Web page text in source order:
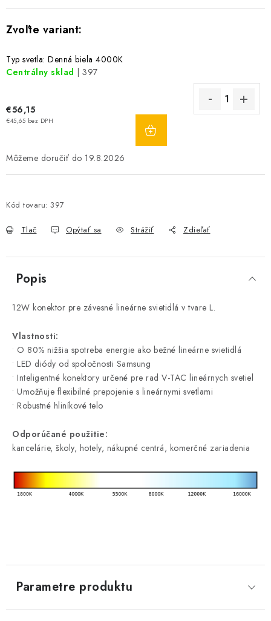
Obchodné podmienky
Podmienky ochrany osobných údajov
O nás - MEGALED & JANTON Zákamenné
Typ svetla: Denná biela 4000K
Centrálny sklad
| 397
€56,15
€45,65 bez DPH
19.8.2026
Kód tovaru: 397
Tlač Opýtať sa Strážiť Zdieľať
Popis
12W konektor pre závesné lineárne svietidlá v tvare L.
Vlastnosti:
• O 80% nižšia spotreba energie ako bežné lineárne svietidlá
• LED diódy od spoločnosti Samsung
• Inteligentné konektory určené pre rad V-TAC lineárnych svetiel
• Umožňuje flexibilné prepojenie s lineárnymi svetlami
• Robustné hliníkové telo
Odporúčané použitie:
kancelárie, školy, hotely, nákupné centrá, komerčné zariadenia
Parametre produktu